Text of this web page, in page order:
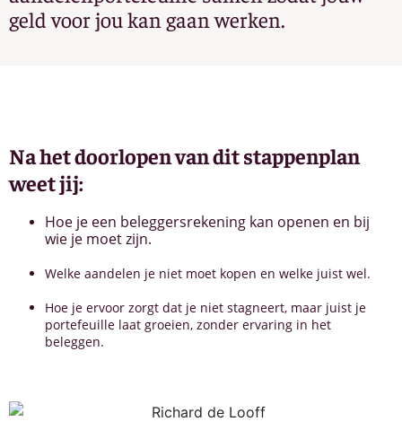
geld voor jou kan gaan werken.
Na het doorlopen van dit stappenplan
weet jij:
Hoe je een beleggersrekening kan openen en bij
wie je moet zijn.
Welke aandelen je niet moet kopen en welke juist wel.
Hoe je ervoor zorgt dat je niet stagneert, maar juist je
portefeuille laat groeien, zonder ervaring in het
beleggen.